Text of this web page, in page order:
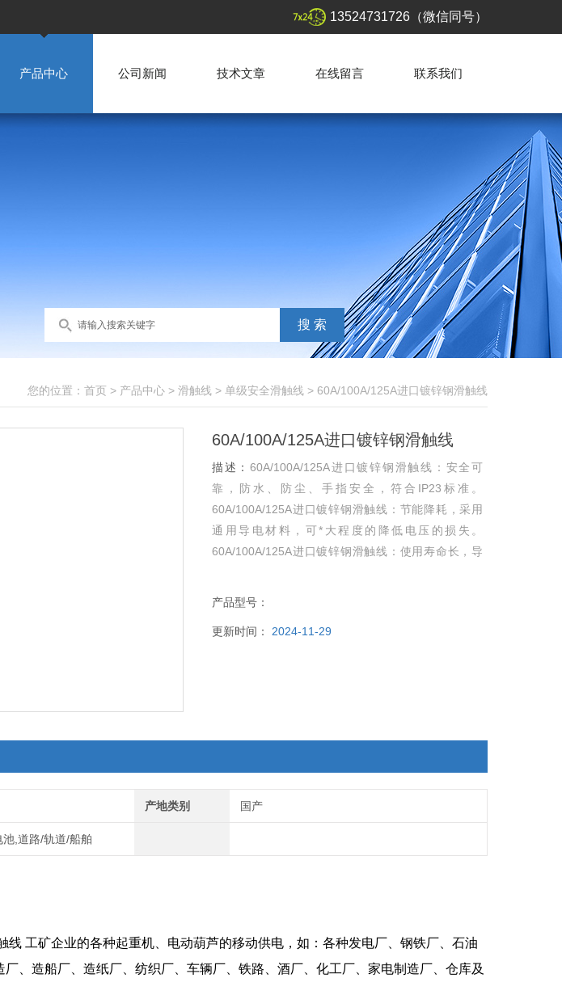
13524731726（微信同号）
产品中心 公司新闻 技术文章 在线留言 联系我们
您的位置： 首页 > 产品中心 > 滑触线 > 单级安全滑触线 > 60A/100A/125A进口镀锌钢滑触线
60A/100A/125A进口镀锌钢滑触线
描述：60A/100A/125A进口镀锌钢滑触线：安全可
靠，防水、防尘、手指安全，符合IP23标准。
60A/100A/125A进口镀锌钢滑触线：节能降耗，采用
通用导电材料，可*大程度的降低电压的损失。
60A/100A/125A进口镀锌钢滑触线：使用寿命长，导
产品型号：
更新时间： 2024-11-29
产地类别 国产
,道路/轨道/船舶
线 工矿企业的各种起重机、电动葫芦的移动供电，如：各种发电厂、钢铁厂、石油
、造船厂、造纸厂、纺织厂、车辆厂、铁路、酒厂、化工厂、家电制造厂、仓库及